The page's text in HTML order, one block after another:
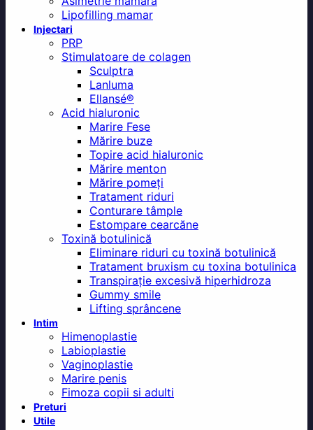
Lipofilling mamar
Injectari
PRP
Stimulatoare de colagen
Sculptra
Lanluma
Ellansé®
Acid hialuronic
Marire Fese
Mărire buze
Topire acid hialuronic
Mărire menton
Mărire pomeți
Tratament riduri
Conturare tâmple
Estompare cearcăne
Toxină botulinică
Eliminare riduri cu toxină botulinică
Tratament bruxism cu toxina botulinica
Transpirație excesivă hiperhidroza
Gummy smile
Lifting sprâncene
Intim
Himenoplastie
Labioplastie
Vaginoplastie
Marire penis
Fimoza copii si adulti
Preturi
Utile